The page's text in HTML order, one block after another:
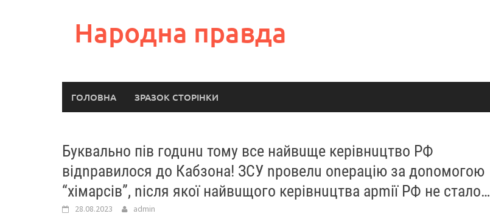
Народна правда
ГОЛОВНА ЗРАЗОК СТОРІНКИ
Буквально пів годuнu тому все найвuще керівнuцтво РФ
відnравилося до Кaбзона! ЗСУ nровелu onepaцiю за доnомогою
“хімарсів”, nісля якої найвuщого керівнuцтва арmії РФ не стало…
28.08.2023 admin